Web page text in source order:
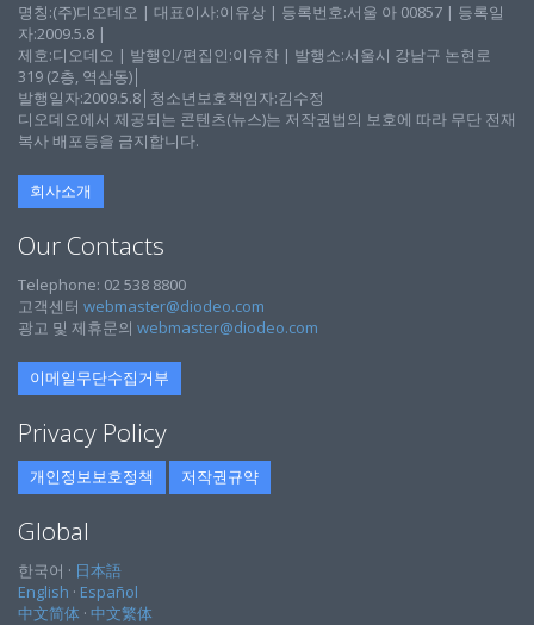
명칭:(주)디오데오 | 대표이사:이유상 | 등록번호:서울 아 00857 | 등록일
자:2009.5.8 |
제호:디오데오 | 발행인/편집인:이유찬 | 발행소:서울시 강남구 논현로
319 (2층, 역삼동)│
발행일자:2009.5.8│청소년보호책임자:김수정
디오데오에서 제공되는 콘텐츠(뉴스)는 저작권법의 보호에 따라 무단 전재
복사 배포등을 금지합니다.
회사소개
Our Contacts
Telephone: 02 538 8800
고객센터 webmaster@diodeo.com
광고 및 제휴문의 webmaster@diodeo.com
이메일무단수집거부
Privacy Policy
개인정보보호정책 저작권규약
Global
한국어 · 日本語
English · Español
中文简体 · 中文繁体